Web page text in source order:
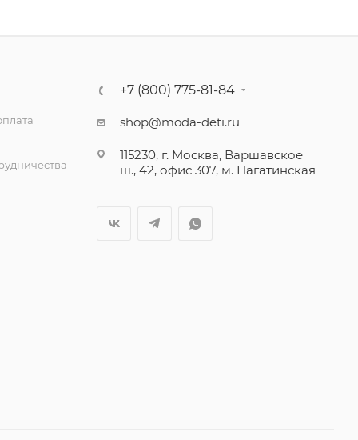
+7 (800) 775-81-84
shop@moda-deti.ru
115230, г. Москва, Варшавское
ш., 42, офис 307, м. Нагатинская